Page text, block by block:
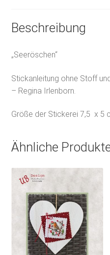
Beschreibung
„Seeröschen“
Stickanleitung ohne Stoff
– Regina Irlenborn.
Größe der Stickerei 7,5 x 5
Ähnliche